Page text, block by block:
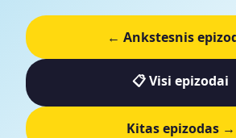
← Ankstesnis
📋 Visi epizodai
Kitas epizodas →